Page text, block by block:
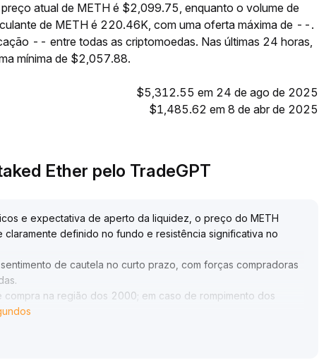
atual de METH é $2,099.75, enquanto o volume de
de METH é 220.46K, com uma oferta máxima de --.
-- entre todas as criptomoedas. Nas últimas 24 horas,
mínima de $2,057.88.
$5,312.55 em 24 de ago de 2025
$1,485.62 em 8 de abr de 2025
Ether pelo TradeGPT
e expectativa de aperto da liquidez, o preço do METH
definido no fundo e resistência significativa no
de cautela no curto prazo, com forças compradoras
.
na região dos 2000; em caso de rompimento dos
de tendência
de perto o investimento de capital em IA e a